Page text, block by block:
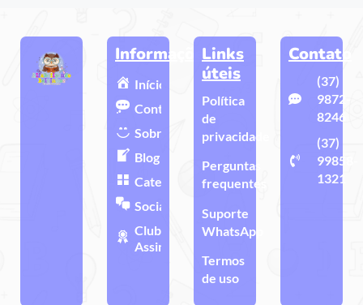
Informações
Início
Contato
Sobre
Blog
Categorias
Sociais
Clube de
Assinatura
Links
úteis
Política
de
privacidade
Perguntas
frequentes
Suporte
WhatsApp
Termos
de uso
Contato
(37)
9872-
8246
(37)
99858-
1321